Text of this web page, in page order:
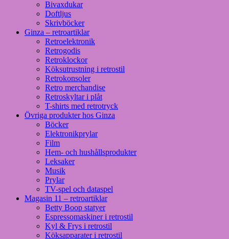
Bivaxdukar
Doftljus
Skrivböcker
Ginza – retroartiklar
Retroelektronik
Retrogodis
Retroklockor
Köksutrustning i retrostil
Retrokonsoler
Retro merchandise
Retroskyltar i plåt
T-shirts med retrotryck
Övriga produkter hos Ginza
Böcker
Elektronikprylar
Film
Hem- och hushållsprodukter
Leksaker
Musik
Prylar
TV-spel och dataspel
Magasin 11 – retroartiklar
Betty Boop statyer
Espressomaskiner i retrostil
Kyl & Frys i retrostil
Köksapparater i retrostil